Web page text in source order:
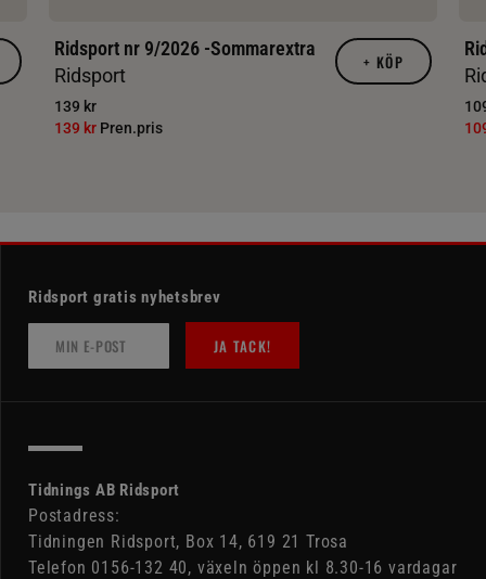
Ridsport nr 9/2026 -Sommarextra
Ridsport
139 kr
139 kr Pren.pris
+ KÖP
Ridsport gratis nyhetsbrev
JA TACK!
Tidnings AB Ridsport
Postadress:
Tidningen Ridsport, Box 14, 619 21 Trosa
Telefon 0156-132 40, växeln öppen kl 8.30-16 vardagar